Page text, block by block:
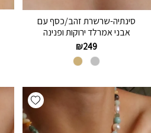
סינתיה-שרשרת זהב/כסף עם
אבני אמרלד ירוקות ופנינה
₪249
Add wishlist